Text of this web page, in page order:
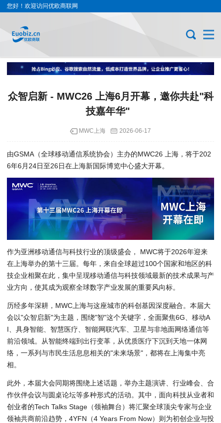
您好！欢迎访问优欧商联网
众智启新 - MWC26 上海6月开幕，邀你共赴"科
技嘉年华"
MWC上海 2026-06-17
由GSMA（全球移动通信系统协会）主办的MWC26 上海，将于202
6年6月24日至26日在上海新国际博览中心盛大开幕。
作为亚洲移动通信与科技行业的顶级盛会， MWC将于2026年迎来
在上海举办的第十三届。每年，来自全球超过100个国家和地区的科
技企业相聚在此，集中呈现移动通信与科技领域最新的技术成果与产
业方向，使其成为观察全球数字产业发展的重要风向标。
历经多年深耕，MWC上海与这座城市的科创基因深度融合。本届大
会以"众智启新"为主题，围绕"智"这个关键字，全面聚焦6G、移动A
I、具身智能、智慧医疗、智能网联汽车、卫星与非地面网络通信等
前沿领域。从智能终端到出行变革，从优质医疗下沉到天地一体网
络，一系列与市民生活息息相关的"未来场景"，都将在上海集中亮
相。
此外，本届大会同期将围绕上述话题，举办主题演讲、行业峰会、合
作伙伴会议与圆桌论坛等多种形式的活动。其中，面向科技从业者和
创业者的Tech Talks Stage（领袖舞台）将汇聚全球顶尖专家与企业
领袖共商前沿趋势，4YFN（4 Years From Now）则为初创企业与投